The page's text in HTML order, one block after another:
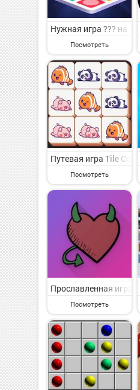
Нужная игра ??? на
Посмотреть
Путевая игра Tile
Посмотреть
Прославленная игра
Посмотреть